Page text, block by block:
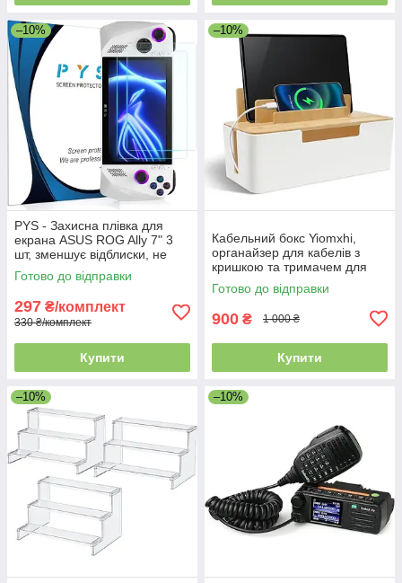
–10%
PYS - Захисна плівка для
екрана ASUS ROG Ally 7" 3
шт, зменшує відблиски, не
утворює бульбашок
Готово до відправки
297 ₴/комплект
330 ₴/комплект
Купити
–10%
Кабельний бокс Yiomxhi,
органайзер для кабелів з
кришкою та тримачем для
телефону, коробка для
приховування розеток і
Готово до відправки
900 ₴ 1 000 ₴
Купити
–10% –10%